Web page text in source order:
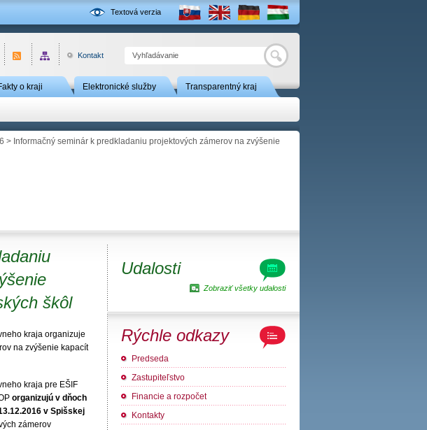
Textová verzia
Hľadať
Kontakt
o kraji Elektronické služby Transparentný kraj
> Informačný seminár k predkladaniu projektových zámerov na zvýšenie
škôl
kraja organizuje
na zvýšenie kapacít
kraja pre EŠIF
organizujú v dňoch
v Spišskej
zámerov
Udalosti
Zobraziť všetky udalosti
Rýchle odkazy
Predseda
Zastupiteľstvo
Financie a rozpočet
Kontakty